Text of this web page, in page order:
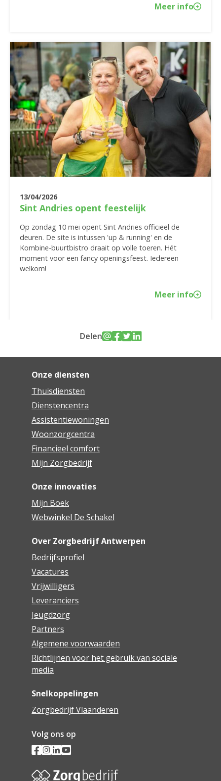
Meer info
13/04/2026
Sint Andries opent feestelijk
Op zondag 10 mei opent Sint Andries officieel de
deuren. De site is intussen 'up & running' en de
Kombine-buurtbistro draait op volle toeren. Hét
moment voor een fancy openingsfeest. Iedereen
welkom!
Meer info
Delen
Onze diensten
Thuisdiensten
Dienstencentra
Assistentiewoningen
Woonzorgcentra
Financieel comfort
Mijn Zorgbedrijf
Onze innovaties
Mijn Boek
Webwinkel De Schakel
Over Zorgbedrijf Antwerpen
Bedrijfsprofiel
Vacatures
Vrijwilligers
Leveranciers
Jeugdzorg
Partners
Algemene voorwaarden
Richtlijnen voor het gebruik van sociale
media
Snelkoppelingen
Zorgbedrijf Vlaanderen
Volg ons op